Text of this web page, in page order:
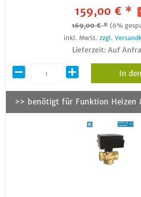
159,00 € *
169,00 € * (6%
inkl. MwSt. zzgl.
Lieferzeit: Auf
In
>> benötigt für Funktion Heizen